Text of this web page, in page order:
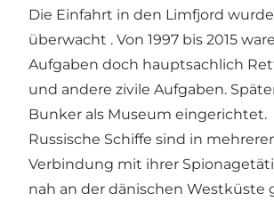
Die Einfahrt in den Limfjord wurde
überwacht . Von 1997 bis 2015
Aufgaben doch hauptsachlich
und andere zivile Aufgaben.
Bunker als Museum eingerichtet.
Russische Schiffe sind in
Verbindung mit ihrer
nah an der dänischen Westküste